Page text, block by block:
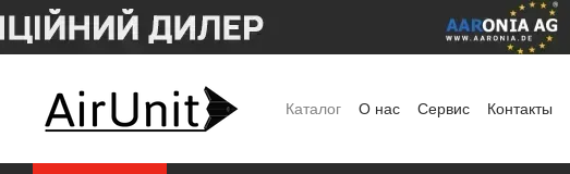
Перейти к основному контенту
Каталог О нас Сервис Контакты